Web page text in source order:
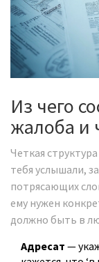
Из чего
жалоба и
Четкая
тебя услышали,
потрясающих
ему нужен
должно быть в
Адресат —